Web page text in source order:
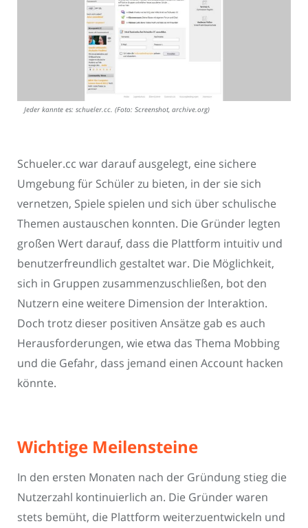
Jeder kannte es: schueler.cc. (Foto: Screenshot, archive.org)
Schueler.cc war darauf ausgelegt, eine sichere
Umgebung für Schüler zu bieten, in der sie sich
vernetzen, Spiele spielen und sich über schulische
Themen austauschen konnten. Die Gründer legten
großen Wert darauf, dass die Plattform intuitiv und
benutzerfreundlich gestaltet war. Die Möglichkeit,
sich in Gruppen zusammenzuschließen, bot den
Nutzern eine weitere Dimension der Interaktion.
Doch trotz dieser positiven Ansätze gab es auch
Herausforderungen, wie etwa das Thema Mobbing
und die Gefahr, dass jemand einen Account hacken
könnte.
Wichtige Meilensteine
In den ersten Monaten nach der Gründung stieg die
Nutzerzahl kontinuierlich an. Die Gründer waren
stets bemüht, die Plattform weiterzuentwickeln und